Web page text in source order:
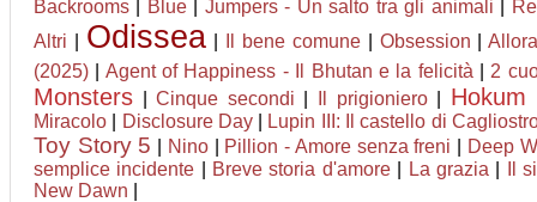
Backrooms
Blue| Jumpers - Un salto tra gli animali
Altri
Odissea| Il bene comune| Obsession |
(2025)
Agent of Happiness - Il Bhutan e la felicità 2
Monsters |Cinque secondi Il prigioniero| Hokum
Miracolo
Disclosure Day| Lupin III: Il castello di
Toy Story 5 Nino| Pillion - Amore senza freni
Deep
semplice incidente
Breve storia d'amore| La grazia
Il
New Dawn